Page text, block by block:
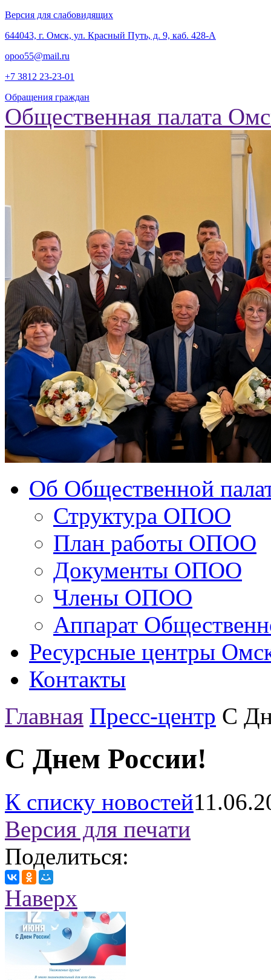
Версия для слабовидящих
‎644043, г. Омск, ул. Красный Путь, д. 9, каб. 428-А
opoo55@mail.ru
+7 3812 23-23-01
Обращения граждан
Общественная палата
Об Общественной
Структура ОПОО
План работы ОПОО
Документы ОПОО
Члены ОПОО
Аппарат
Ресурсные центры
Контакты
Главная Пресс-центр С
С Днем России!
К списку новостей
Версия для печати
Поделиться:
Наверх